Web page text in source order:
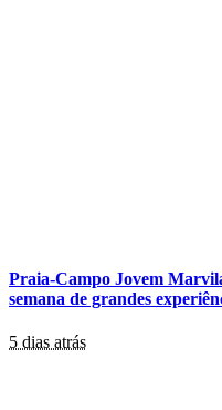
Praia-Campo Jovem
semana de grandes
5 dias atrás